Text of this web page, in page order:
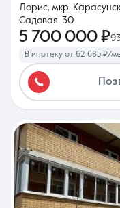
Лорис, мкр.
Садовая, 30
5 700 000 ₽
В ипотеку от 62 685 ₽/